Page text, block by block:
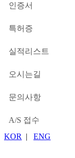
인증서
특허증
실적리스트
오시는길
문의사항
A/S 접수
KOR
| ENG